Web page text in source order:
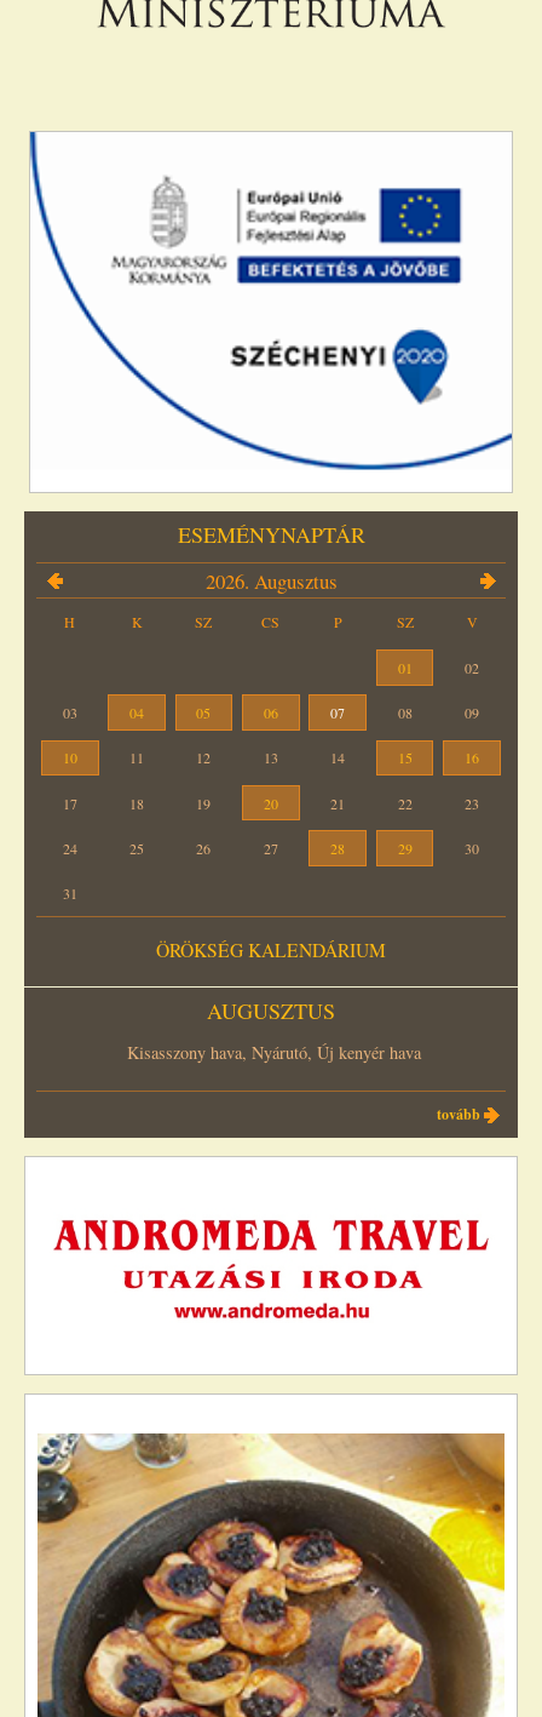
ESEMÉNYNAPTÁR
2026. Augusztus
H K SZ CS P SZ V
01 02
03 04 05 06 07 08 09
10 11 12 13 14 15 16
17 18 19 20 21 22 23
24 25 26 27 28 29 30
31
ÖRÖKSÉG KALENDÁRIUM
AUGUSZTUS
Kisasszony hava, Nyárutó, Új kenyér hava
tovább